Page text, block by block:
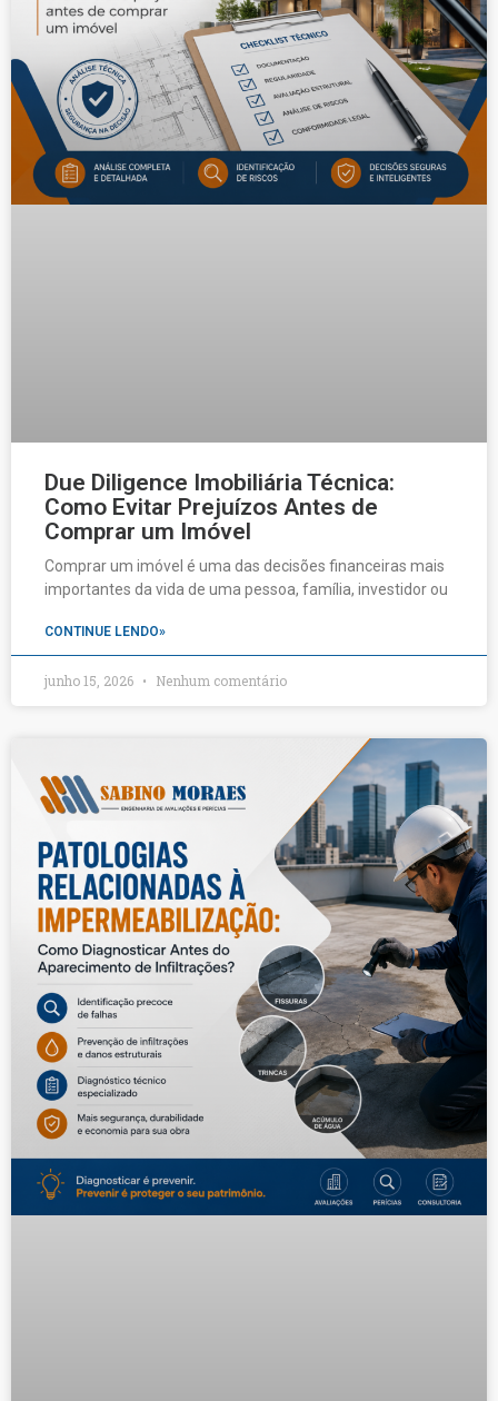
Due Diligence Imobiliária Técnica:
Como Evitar Prejuízos Antes de
Comprar um Imóvel
Comprar um imóvel é uma das decisões financeiras mais
importantes da vida de uma pessoa, família, investidor ou
CONTINUE LENDO»
junho 15, 2026 Nenhum comentário